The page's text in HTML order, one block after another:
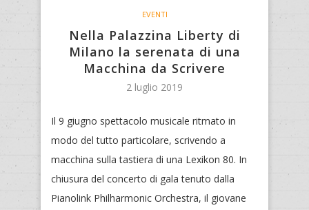
EVENTI
Nella Palazzina Liberty di
Milano la serenata di una
Macchina da Scrivere
2 luglio 2019
Il 9 giugno spettacolo musicale ritmato in
modo del tutto particolare, scrivendo a
macchina sulla tastiera di una Lexikon 80. In
chiusura del concerto di gala tenuto dalla
Pianolink Philharmonic Orchestra, il giovane